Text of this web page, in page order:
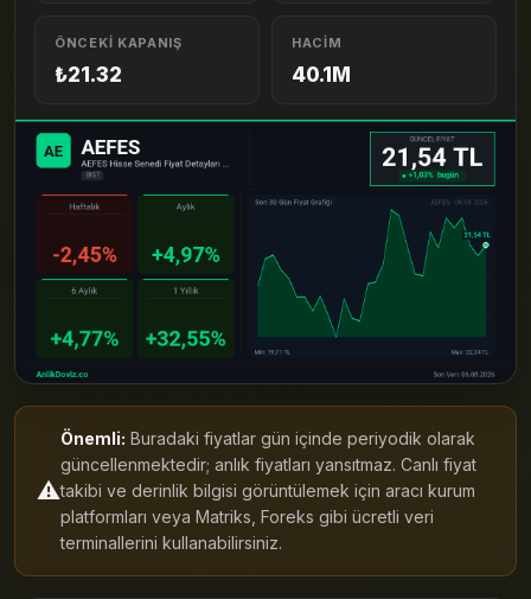
ÖNCEKI KAPANIŞ
₺21.32
HACIM
40.1M
⚠️
Önemli: Buradaki fiyatlar gün içinde periyodik olarak
güncellenmektedir; anlık fiyatları yansıtmaz. Canlı fiyat
takibi ve derinlik bilgisi görüntülemek için aracı kurum
platformları veya Matriks, Foreks gibi ücretli veri
terminallerini kullanabilirsiniz.